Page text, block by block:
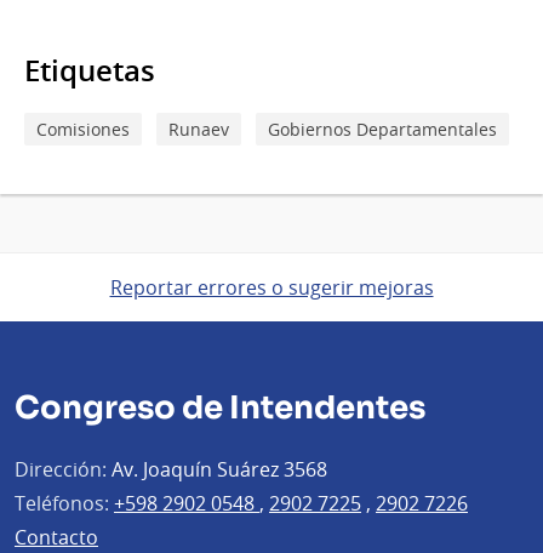
Etiquetas
Comisiones Runaev Gobiernos Departamentales
Reportar errores o sugerir mejoras
Congreso de Intendentes
Dirección: Av. Joaquín Suárez 3568
Teléfonos: +598 2902 0548, 2902 7225, 2902 7226
Contacto